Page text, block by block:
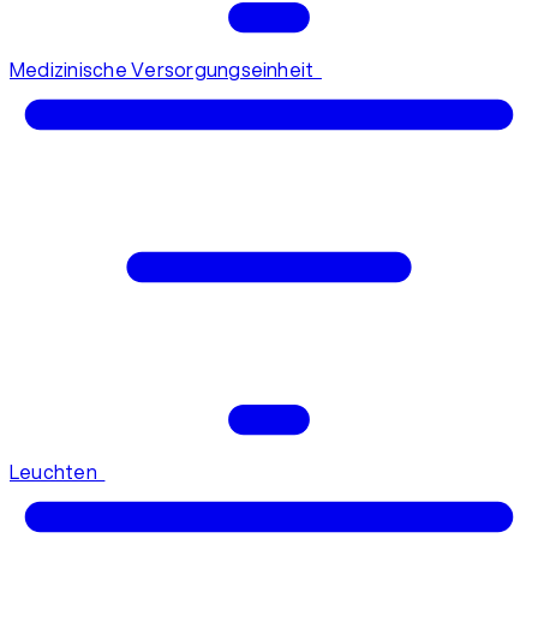
Medizinische Versorgungseinheit
Leuchten